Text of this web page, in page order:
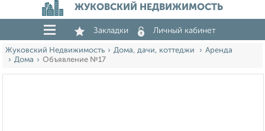
ЖУКОВСКИЙ НЕДВИЖИМОСТЬ
Закладки Личный кабинет
Жуковский Недвижимость Дома, дачи, коттеджи
Аренда
Дома
Объявление №17